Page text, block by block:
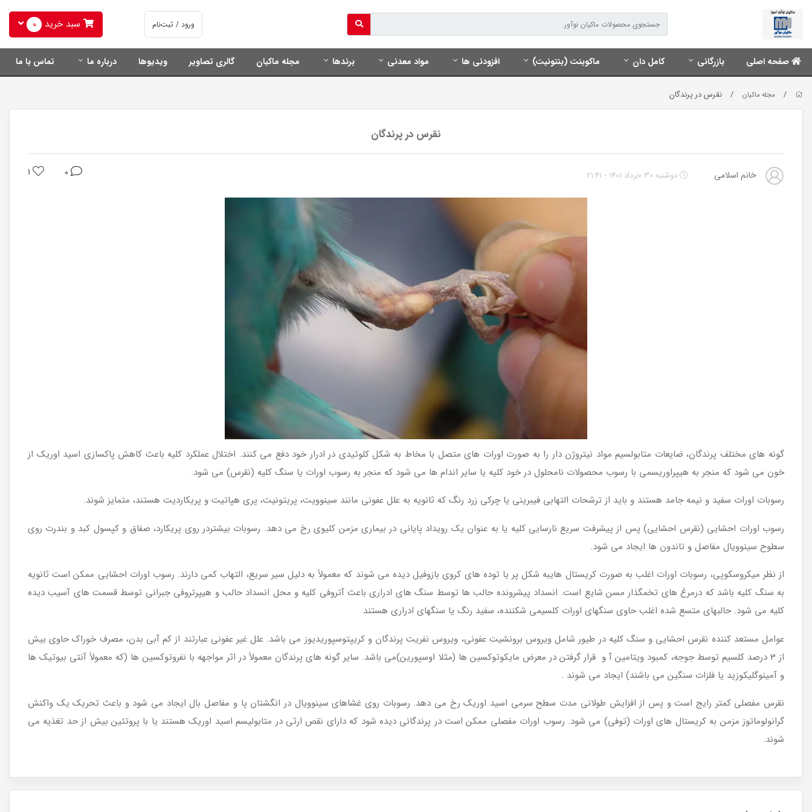
ورود / ثبت‌نام سبد خرید 0
صفحه اصلی بازرگانی کامل دان ماکوبنت (بنتونیت) افزودنی ها مواد معدنی برندها مجله ماکیان گالری تصاویر ویدیوها درباره ما تماس با ما
/ مجله ماکیان / نقرس در پرندگان
نقرس در پرندگان
خانم اسلامی دوشنبه 30 خرداد 1401 - 21:41 0
1
گونه های مختلف پرندگان، ضایعات متابولسیم مواد نیتروژن دار را به صورت اورات های متصل با مخاط به شکل کلوئیدی در ادرار خود دفع می کنند. اختلال عملکرد کلیه باعث کاهش پاکسازی اسید اوریک از
خون می شود که منجر به هیپراوریسمی با رسوب محصولات نامحلول در خود کلیه یا سایر اندام ها می شود که منجر به رسوب اورات یا سنگ کلیه (نقرس) می شود.
رسوبات اورات سفید و نیمه جامد هستند و باید از ترشحات التهابی فیبرینی یا چرکی زرد رنگ که ثانویه به علل عفونی مانند سینوویت، پریتونیت، پری هپاتیت و پریکاردیت هستند، متمایز شوند.
رسوب اورات احشایی (نقرس احشایی) پس از پیشرفت سریع نارسایی کلیه یا به عنوان یک رویداد پایانی در بیماری مزمن کلیوی رخ می دهد. رسوبات بیشتردر روی پریکارد، صفاق و کپسول کبد و بندرت روی
سطوح سینوویال مفاصل و تاندون ها ایجاد می شود.
از نظر میکروسکوپی، رسوبات اورات اغلب به صورت کریستال هایبه شکل پر یا توده های کروی بازوفیل دیده می شوند که معمولاً به دلیل سیر سریع، التهاب کمی دارند. رسوب اورات احشایی ممکن است ثانویه
به سنگ کلیه باشد که درمرغ های تخمگذار مسن شایع است. انسداد پیشرونده حالب ها توسط سنگ های ادراری باعث آتروفی کلیه و محل انسداد حالب و هیپرتروفی جبرانی توسط قسمت های آسیب دیده
کلیه می شود. حالبهای متسع شده اغلب حاوی سنگهای اورات کلسیمی شکننده، سفید رنگ یا سنگهای ادراری هستند
عوامل مستعد کننده نقرس احشایی و سنگ کلیه در طیور شامل ویروس برونشیت عفونی، ویروس نفریت پرندگان و کریپتوسپوریدیوز می باشد. علل غیر عفونی عبارتند از کم آبی بدن، مصرف خوراک حاوی بیش
از 3 درصد کلسیم توسط جوجه، کمبود ویتامین آ و قرار گرفتن در معرض مایکوتوکسین ها (مثلا اوسپورین)می باشد. سایر گونه های پرندگان معمولاً در اثر مواجهه با نفروتوکسین ها (که معمولاً آنتی بیوتیک ها
و آمینوگلیکوزید یا فلزات سنگین می باشند) ایجاد می شوند .
نقرس مفصلی کمتر رایج است و پس از افزایش طولانی مدت سطح سرمی اسید اوریک رخ می دهد. رسوبات روی غشاهای سینوویال در انگشتان پا و مفاصل بال ایجاد می شود و باعث تحریک یک واکنش
گرانولوماتوز مزمن به کریستال های اورات (توفی) می شود. رسوب اورات مفصلی ممکن است در پرندگانی دیده شود که دارای نقص ارثی در متابولیسم اسید اوریک هستند یا با پروتئین بیش از حد تغذیه می
شوند.